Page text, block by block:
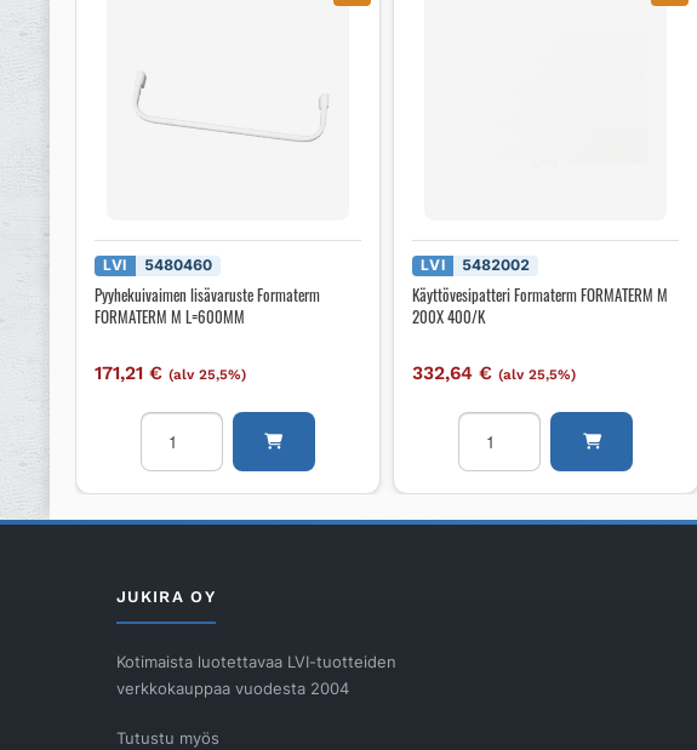
LVI 5480460
Pyyhekuivaimen lisävaruste Formaterm
FORMATERM M L=600MM
171,21€ (alv 25,5%)
Pyyhekuivaimen
lisävaruste
Formaterm
M
LVI 5482002
Käyttövesipatteri Formaterm FORMATERM M
200X 400/K
332,64€ (alv 25,5%)
Käyttövesipatteri
Formaterm
FORMATERM
200X
JUKIRA OY
Kotimaista luotettavaa LVI-tuotteiden
verkkokauppaa vuodesta 2004
Tutustu myös